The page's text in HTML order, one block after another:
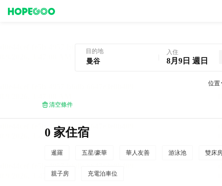
目的地 入住
8月9日 週日
位置
清空條件
0 家住宿
暹羅 五星/豪華 華人友善 游泳池 雙床
親子房 充電泊車位